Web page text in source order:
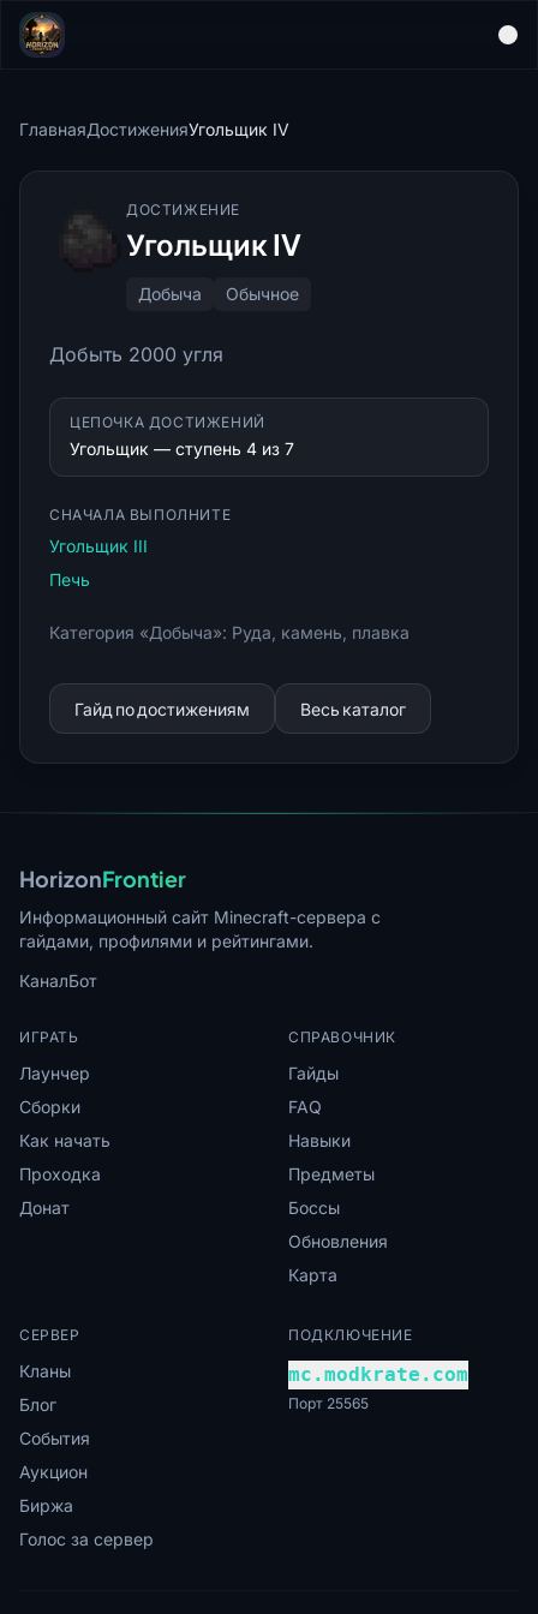
ГлавнаяДостиженияУгольщик IV
ДОСТИЖЕНИЕ
Угольщик IV
Добыча Обычное
Добыть 2000 угля
ЦЕПОЧКА ДОСТИЖЕНИЙ
Угольщик — ступень 4 из 7
СНАЧАЛА ВЫПОЛНИТЕ
Угольщик III
Печь
Категория «Добыча»: Руда, камень, плавка
Гайд по достижениям Весь каталог
HorizonFrontier
Информационный сайт Minecraft-сервера с
гайдами, профилями и рейтингами.
КаналБот
ИГРАТЬ
Лаунчер
Сборки
Как начать
Проходка
Донат
СПРАВОЧНИК
Гайды
FAQ
Навыки
Предметы
Боссы
Обновления
Карта
СЕРВЕР
Кланы
Блог
События
Аукцион
Биржа
Голос за сервер
ПОДКЛЮЧЕНИЕ
mc.modkrate.com
Порт 25565